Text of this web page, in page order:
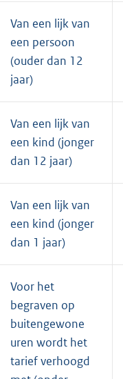
Van een lijk van
een persoon
(ouder dan 12
jaar)
Van een lijk van
een kind (jonger
dan 12 jaar)
Van een lijk van
een kind (jonger
dan 1 jaar)
Voor het
begraven op
buitengewone
uren wordt het
tarief verhoogd